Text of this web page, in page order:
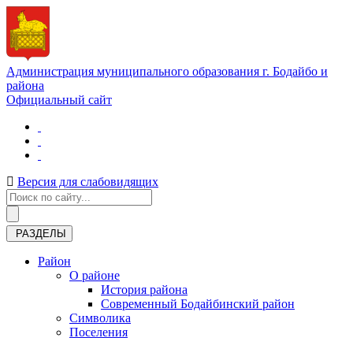
Администрация муниципального образования г. Бодайбо и
района
Официальный сайт
Версия для слабовидящих
РАЗДЕЛЫ
Район
О районе
История района
Современный Бодайбинский район
Символика
Поселения